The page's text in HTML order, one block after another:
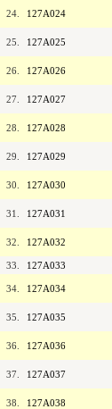
24. 127A024
25. 127A025
26. 127A026
27. 127A027
28. 127A028
29. 127A029
30. 127A030
31. 127A031
32. 127A032
33.
127A033
34. 127A034
35. 127A035
36. 127A036
37. 127A037
38. 127A038